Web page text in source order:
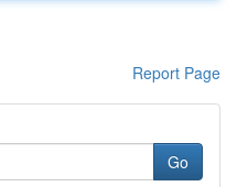
Report Page
Go